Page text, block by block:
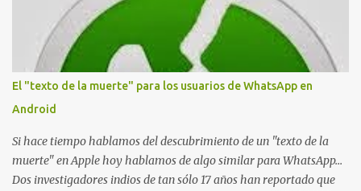
El "texto de la muerte" para los usuarios de WhatsApp en
Android
Si hace tiempo hablamos del descubrimiento de un "texto de la
muerte" en Apple hoy hablamos de algo similar para WhatsApp...
Dos investigadores indios de tan sólo 17 años han reportado que